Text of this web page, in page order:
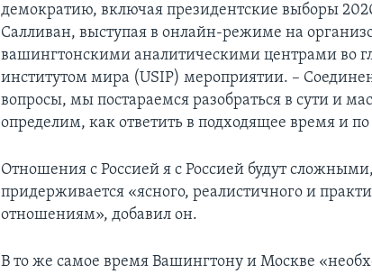
демократию, включая президентские выборы
Салливан, выступая в онлайн-режиме на
вашингтонскими аналитическими центрами во
институтом мира (USIP) мероприятии. –
вопросы, мы постараемся разобраться в сути и
определим, как ответить в подходящее время и
Отношения с Россией я с Россией будут
придерживается «ясного, реалистичного и
отношениям», добавил он.
В то же самое время Вашингтону и Москве